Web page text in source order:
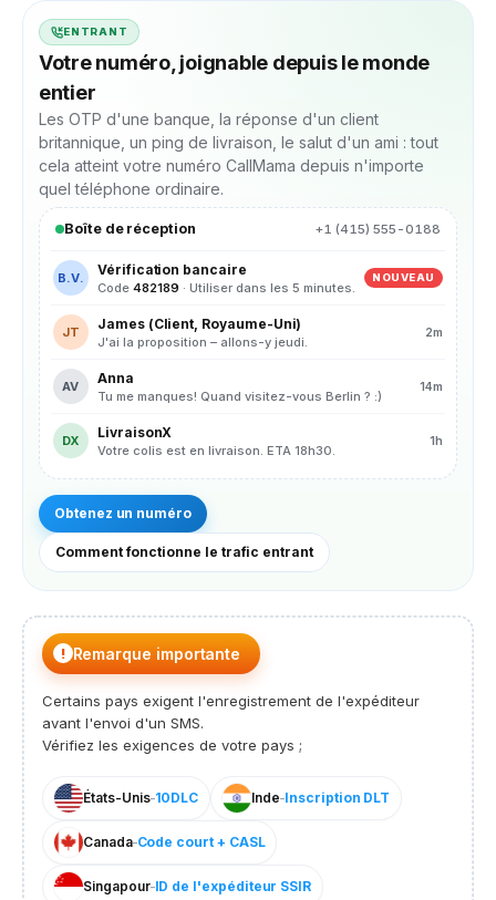
ENTRANT
Votre numéro, joignable depuis le monde
entier
Les OTP d'une banque, la réponse d'un client
britannique, un ping de livraison, le salut d'un ami : tout
cela atteint votre numéro CallMama depuis n'importe
quel téléphone ordinaire.
Boîte de réception +1 (415) 555-0188
B.V. Vérification bancaire
Code 482189 · Utiliser dans les 5 minutes.
NOUVEAU
JT James (Client, Royaume-Uni)
J'ai la proposition – allons-y jeudi.
2m
AV Anna
Tu me manques! Quand visitez-vous Berlin ? :)
14m
DX LivraisonX
Votre colis est en livraison. ETA 18h30.
1h
Obtenez un numéro
Comment fonctionne le trafic entrant
! Remarque importante
Certains pays exigent l'enregistrement de l'expéditeur
avant l'envoi d'un SMS.
Vérifiez les exigences de votre pays ;
États-Unis-10DLC Inde-Inscription DLT
Canada-Code court + CASL
Singapour-ID de l'expéditeur SSIR